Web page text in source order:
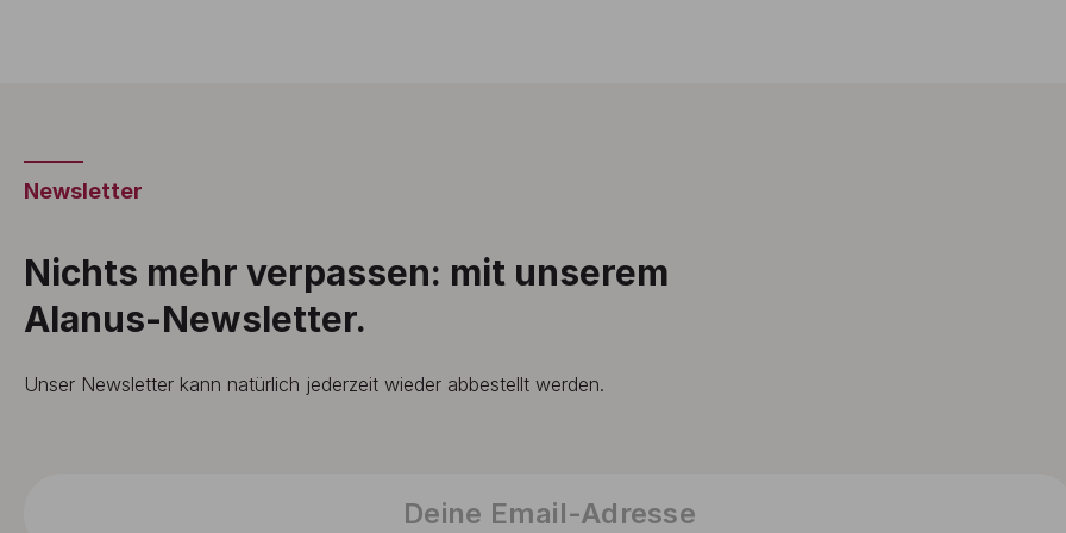
Newsletter
Nichts mehr verpassen: mit unserem
Alanus-Newsletter.
Unser Newsletter kann natürlich jederzeit wieder abbestellt werden.